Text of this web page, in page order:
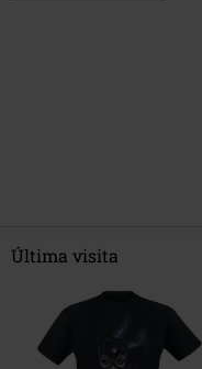
Última visita